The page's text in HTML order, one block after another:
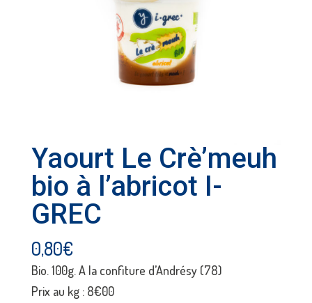
Yaourt Le Crè’meuh
bio à l’abricot I-
GREC
0,80€
Bio. 100g. A la confiture d’Andrésy (78)
Prix au kg : 8€00